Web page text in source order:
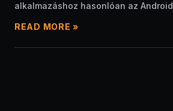
alkalmazáshoz hasonlóan az Android
READ MORE »